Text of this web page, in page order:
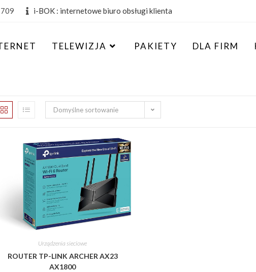
i-BOK : internetowe biuro obsługi klienta
TELEWIZJA PAKIETY DLA FIRM
Domyślne sortowanie
Urządzenia sieciowe
ROUTER TP-LINK ARCHER AX23
AX1800